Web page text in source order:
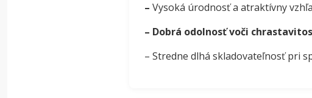
– Vysoká úrodnosť a atraktívny
– Dobrá odolnosť voči
– Stredne dlhá skladovateľnosť pri